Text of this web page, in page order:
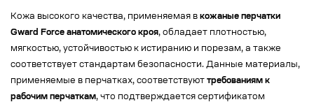
Кожа высокого качества, применяемая в кожаные перчатки
Gward Force анатомического кроя, обладает плотностью,
мягкостью, устойчивостью к истиранию и порезам, а также
соответствует стандартам безопасности. Данные материалы,
применяемые в перчатках, соответствуют требованиям к
рабочим перчаткам, что подтверждается сертификатом